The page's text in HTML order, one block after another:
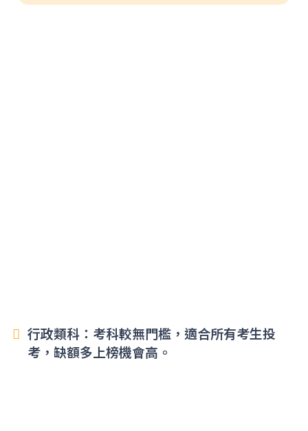
行政類科：考科較無門檻，適合所有考生投
考，缺額多上榜機會高。